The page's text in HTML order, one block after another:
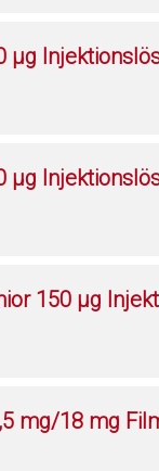
μg
µg
150 µg
mg/18 mg